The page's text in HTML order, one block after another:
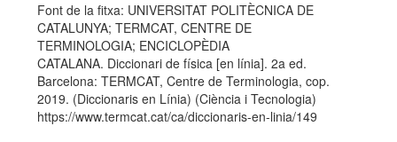
Font de la fitxa: UNIVERSITAT POLITÈCNICA DE
CATALUNYA; TERMCAT, CENTRE DE
TERMINOLOGIA; ENCICLOPÈDIA
CATALANA. Diccionari de física [en línia]. 2a ed.
Barcelona: TERMCAT, Centre de Terminologia, cop.
2019. (Diccionaris en Línia) (Ciència i Tecnologia)
https://www.termcat.cat/ca/diccionaris-en-linia/149